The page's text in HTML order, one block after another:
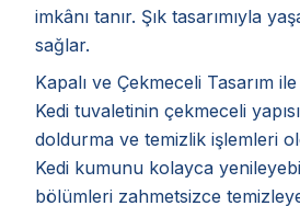
imkânı tanır. Şık tasarımıyla
sağlar.
Kapalı ve Çekmeceli Tasarım
Kedi tuvaletinin çekmeceli
doldurma ve temizlik işlemleri
Kedi kumunu kolayca
bölümleri zahmetsizce